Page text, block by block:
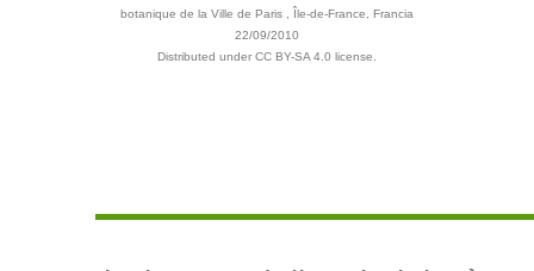
botanique de la Ville de Paris , Île-de-France, Francia
22/09/2010
Distributed under CC BY-SA 4.0 license.